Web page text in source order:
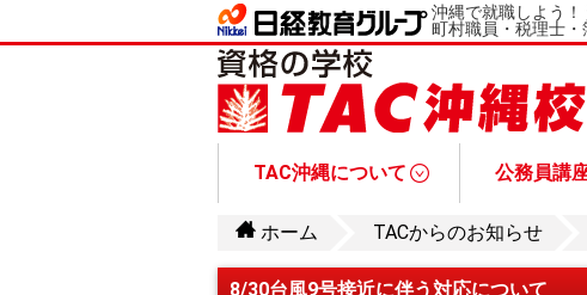
沖縄で就職しよう
町村職員・税理士
TAC沖縄について 公務員講
ホーム TACからのお知らせ
8/30台風9号接近に伴う対応について